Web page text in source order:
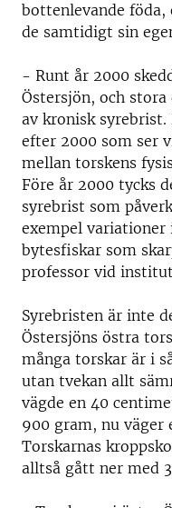
bottenlevande föda,
de samtidigt sin
- Runt år 2000
Östersjön, och stora
av kronisk
efter 2000 som ser
mellan torskens
Före år 2000 tycks
syrebrist som
exempel variationer
bytesfiskar som
professor vid
Syrebristen är inte
Östersjöns östra
många torskar är i
utan tvekan allt
vägde en 40
900 gram, nu väger
Torskarnas
alltså gått ner med